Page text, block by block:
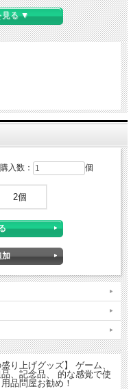
見る ▼
購入数： 個
2個
り上げグッズ】 ゲーム、
、記念品、 的な感覚で使
品問屋お勧め！